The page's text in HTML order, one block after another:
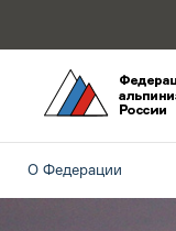
О Федерации